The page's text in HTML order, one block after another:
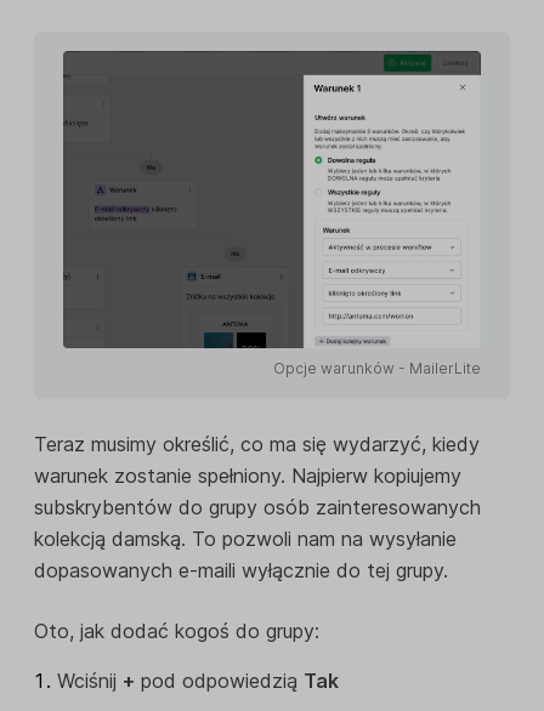
Opcje warunków - MailerLite
Teraz musimy określić, co ma się wydarzyć, kiedy
warunek zostanie spełniony. Najpierw kopiujemy
subskrybentów do grupy osób zainteresowanych
kolekcją damską. To pozwoli nam na wysyłanie
dopasowanych e-maili wyłącznie do tej grupy.
Oto, jak dodać kogoś do grupy:
Wciśnij + pod odpowiedzią Tak